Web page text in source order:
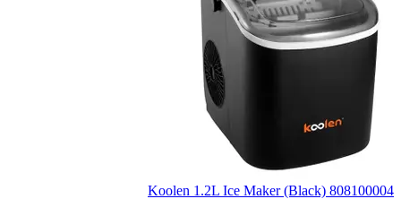
Koolen 1.2L Ice Maker (Black) 808100004